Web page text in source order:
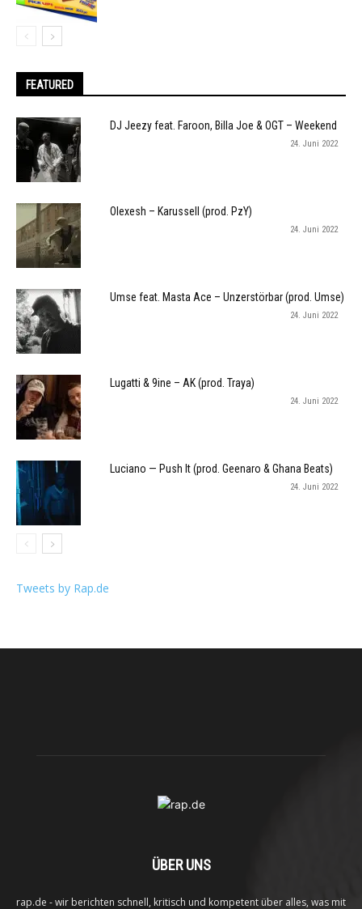
FEATURED
DJ Jeezy feat. Faroon, Billa Joe & OGT – Weekend
24. Juni 2022
Olexesh – Karussell (prod. PzY)
24. Juni 2022
Umse feat. Masta Ace – Unzerstörbar (prod. Umse)
24. Juni 2022
Lugatti & 9ine – AK (prod. Traya)
24. Juni 2022
Luciano — Push It (prod. Geenaro & Ghana Beats)
24. Juni 2022
Tweets by Rap.de
ÜBER UNS
rap.de - wir berichten schnell, kritisch und kompetent über alles, was mit